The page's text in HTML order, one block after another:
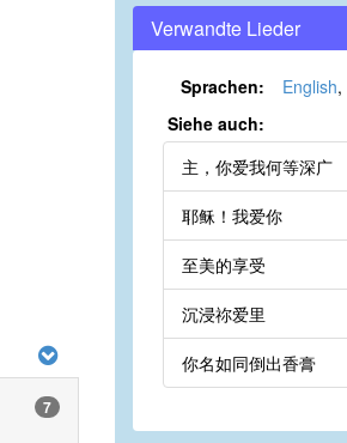
7
Verwandte Lieder
Sprachen: English,
Siehe auch:
主，你爱我何等深广
耶稣！我爱你
至美的享受
沉浸祢爱里
你名如同倒出香膏